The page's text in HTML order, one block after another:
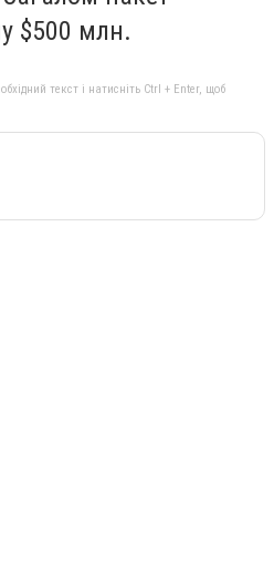
$500 млн.
текст і натисніть Ctrl + Enter, щоб